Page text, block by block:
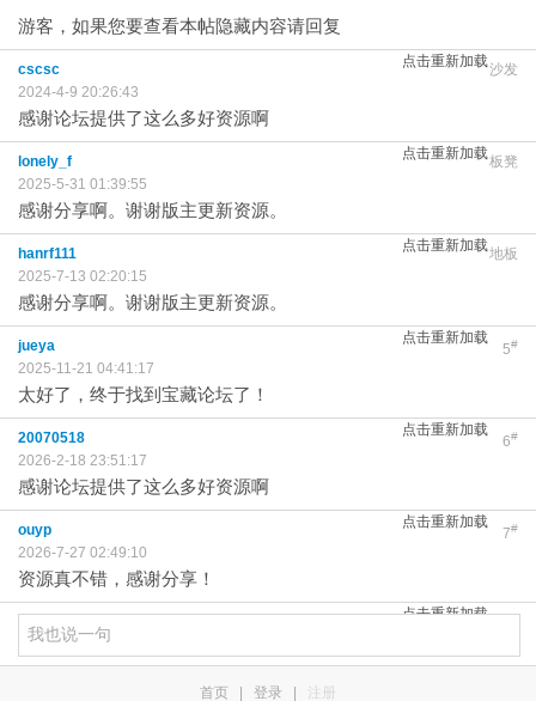
游客，如果您要查看本帖隐藏内容请回复
点击重新加载沙发
cscsc
2024-4-9 20:26:43
感谢论坛提供了这么多好资源啊
点击重新加载板凳
lonely_f
2025-5-31 01:39:55
感谢分享啊。谢谢版主更新资源。
点击重新加载地板
hanrf111
2025-7-13 02:20:15
感谢分享啊。谢谢版主更新资源。
点击重新加载
5#
jueya
2025-11-21 04:41:17
太好了，终于找到宝藏论坛了！
点击重新加载
6#
20070518
2026-2-18 23:51:17
感谢论坛提供了这么多好资源啊
点击重新加载
7#
ouyp
2026-7-27 02:49:10
资源真不错，感谢分享！
点击重新加载
首页 登录 注册